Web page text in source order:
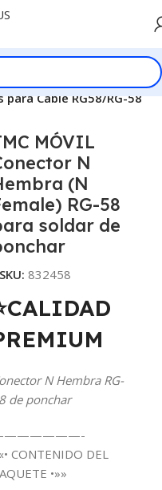
Cable RG58/RG-58
MÓVIL
N
(N
RG-58
soldar de
SKU: 832458
N Hembra RG-
de ponchar
CONTENIDO DEL
•»»